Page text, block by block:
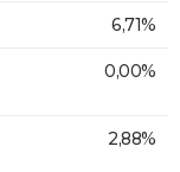
6,71%
0,00%
2,88%